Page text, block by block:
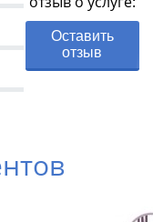
Оставить
отзыв